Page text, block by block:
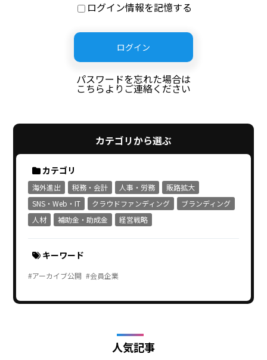
ログイン情報を記憶する
パスワードを忘れた場合は
こちらよりご連絡ください
カテゴリから選ぶ
カテゴリ
海外進出 税務・会計 人事・労務
販路拡大
SNS・Web・IT
クラウドファンディング
ブランディング
人材
補助金・助成金 経営戦略
キーワード
#アーカイブ公開 #会員企業
人気記事